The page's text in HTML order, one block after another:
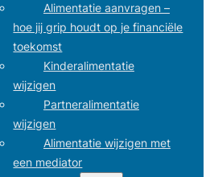
Alimentatie aanvragen –
hoe jij grip houdt op je financiële
toekomst
Kinderalimentatie
wijzigen
Partneralimentatie
wijzigen
Alimentatie wijzigen met
een mediator